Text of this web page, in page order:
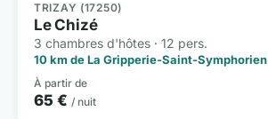
TRIZAY (17250)
Le Chizé
3 chambres d'hôtes · 12 pers.
10 km de La Gripperie-Saint-Symphorien
À partir de
65 € / nuit